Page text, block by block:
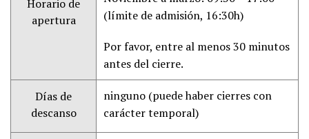
Horario de
apertura
(límite de admisión, 16:30h)
Por favor, entre al menos 30 minutos
antes del cierre.
Días de
descanso
ninguno (puede haber cierres con
carácter temporal)